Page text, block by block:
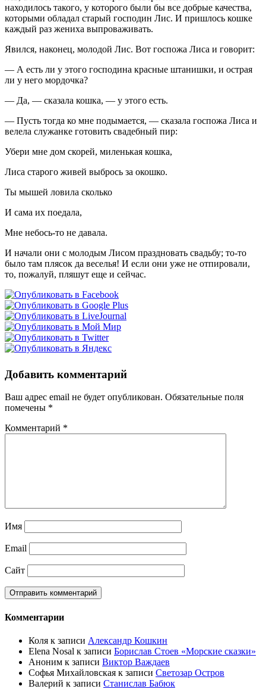
находилось такого, у которого были бы все добрые качества,
которыми обладал старый господин Лис. И пришлось кошке
каждый раз жениха выпроваживать.
Явился, наконец, молодой Лис. Вот госпожа Лиса и говорит:
— А есть ли у этого господина красные штанишки, и острая
ли у него мордочка?
— Да, — сказала кошка, — у этого есть.
— Пусть тогда ко мне подымается, — сказала госпожа Лиса и
велела служанке готовить свадебный пир:
Убери мне дом скорей, миленькая кошка,
Лиса старого живей выбрось за окошко.
Ты мышей ловила сколько
И сама их поедала,
Мне небось-то не давала.
И начали они с молодым Лисом праздновать свадьбу; то-то
было там плясок да веселья! И если они уже не отпировали,
то, пожалуй, пляшут еще и сейчас.
Добавить комментарий
Ваш адрес email не будет опубликован. Обязательные поля
помечены *
Комментарий *
Имя
Email
Сайт
Комментарии
Коля к записи Александр Кошкин
Elena Nosal к записи Борислав Стоев «Морские сказки»
Аноним к записи Виктор Важдаев
Софья Михайловская к записи Светозар Остров
Валерий к записи Станислав Бабюк